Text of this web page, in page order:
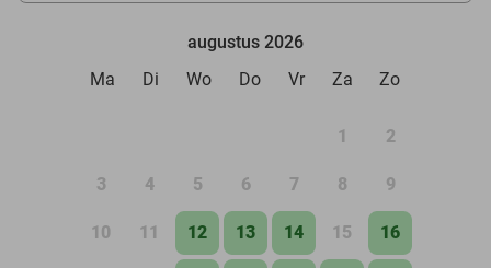
augustus 2026
Ma
Di Wo Do Vr Za Zo
1 2
3 4 5 6 7 8 9
10 11 12 13 14 15 16